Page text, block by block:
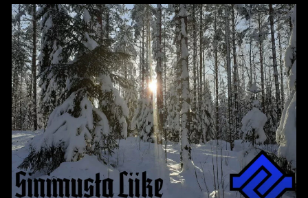
Yhteystiedot
Jäseneksi
Artikkelit
Uutiset
Blogit
Kauppa